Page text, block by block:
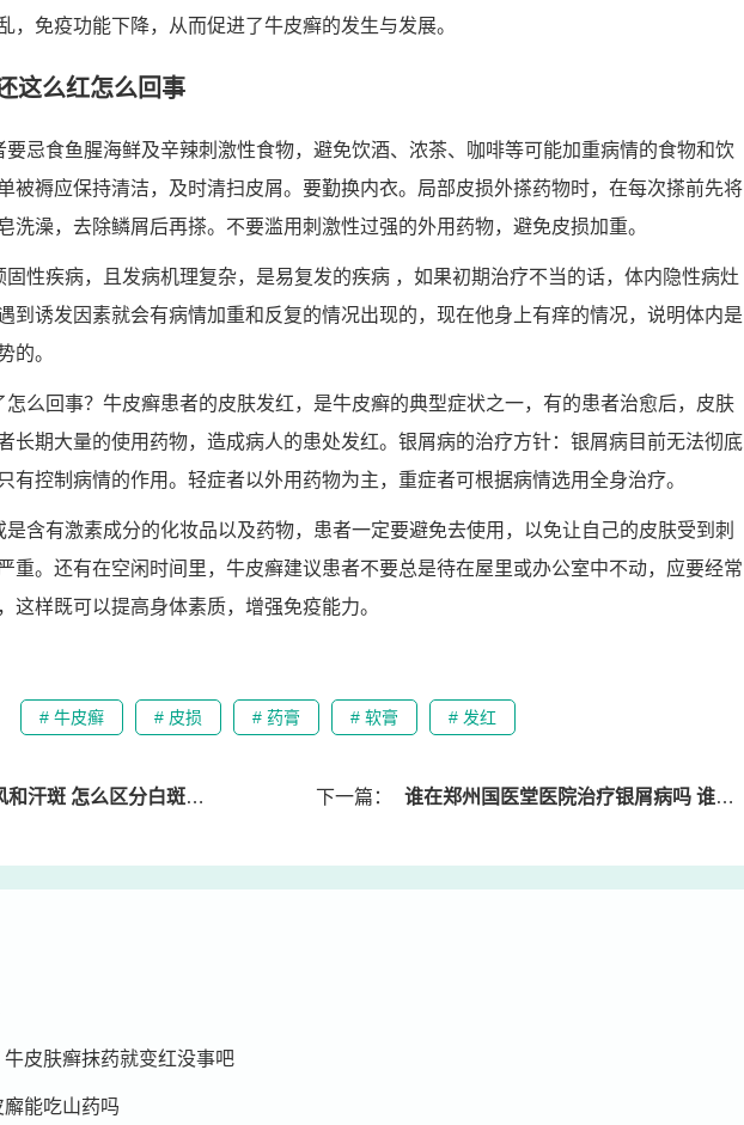
，免疫功能下降，从而促进了牛皮癣的发生与发展。
这么红怎么回事
要忌食鱼腥海鲜及辛辣刺激性食物，避免饮酒、浓茶、咖啡等可能加重病情的食物和饮
被褥应保持清洁，及时清扫皮屑。要勤换内衣。局部皮损外搽药物时，在每次搽前先将
洗澡，去除鳞屑后再搽。不要滥用刺激性过强的外用药物，避免皮损加重。
固性疾病，且发病机理复杂，是易复发的疾病 ，如果初期治疗不当的话，体内隐性病灶
到诱发因素就会有病情加重和反复的情况出现的，现在他身上有痒的情况，说明体内是
的。
么回事？牛皮癣患者的皮肤发红，是牛皮癣的典型症状之一，有的患者治愈后，皮肤
长期大量的使用药物，造成病人的患处发红。银屑病的治疗方针：银屑病目前无法彻底
有控制病情的作用。轻症者以外用药物为主，重症者可根据病情选用全身治疗。
含有激素成分的化妆品以及药物，患者一定要避免去使用，以免让自己的皮肤受到刺
重。还有在空闲时间里，牛皮癣建议患者不要总是待在屋里或办公室中不动，应要经常
这样既可以提高身体素质，增强免疫能力。
# 牛皮癣 # 皮损 # 药膏 # 软膏 # 发红
斑 怎么区分白斑和汗斑 下一篇： 谁在郑州国医堂医院治疗银屑病吗 谁在郑州国医堂医院治疗银屑病吗好吗
皮肤癣抹药就变红没事吧
能吃山药吗